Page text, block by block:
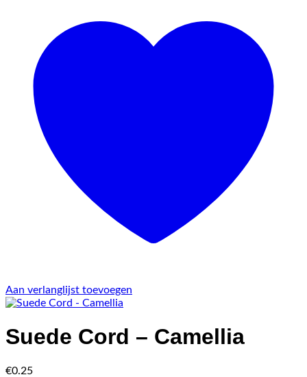
Aan verlanglijst toevoegen
Suede Cord – Camellia
€0.25